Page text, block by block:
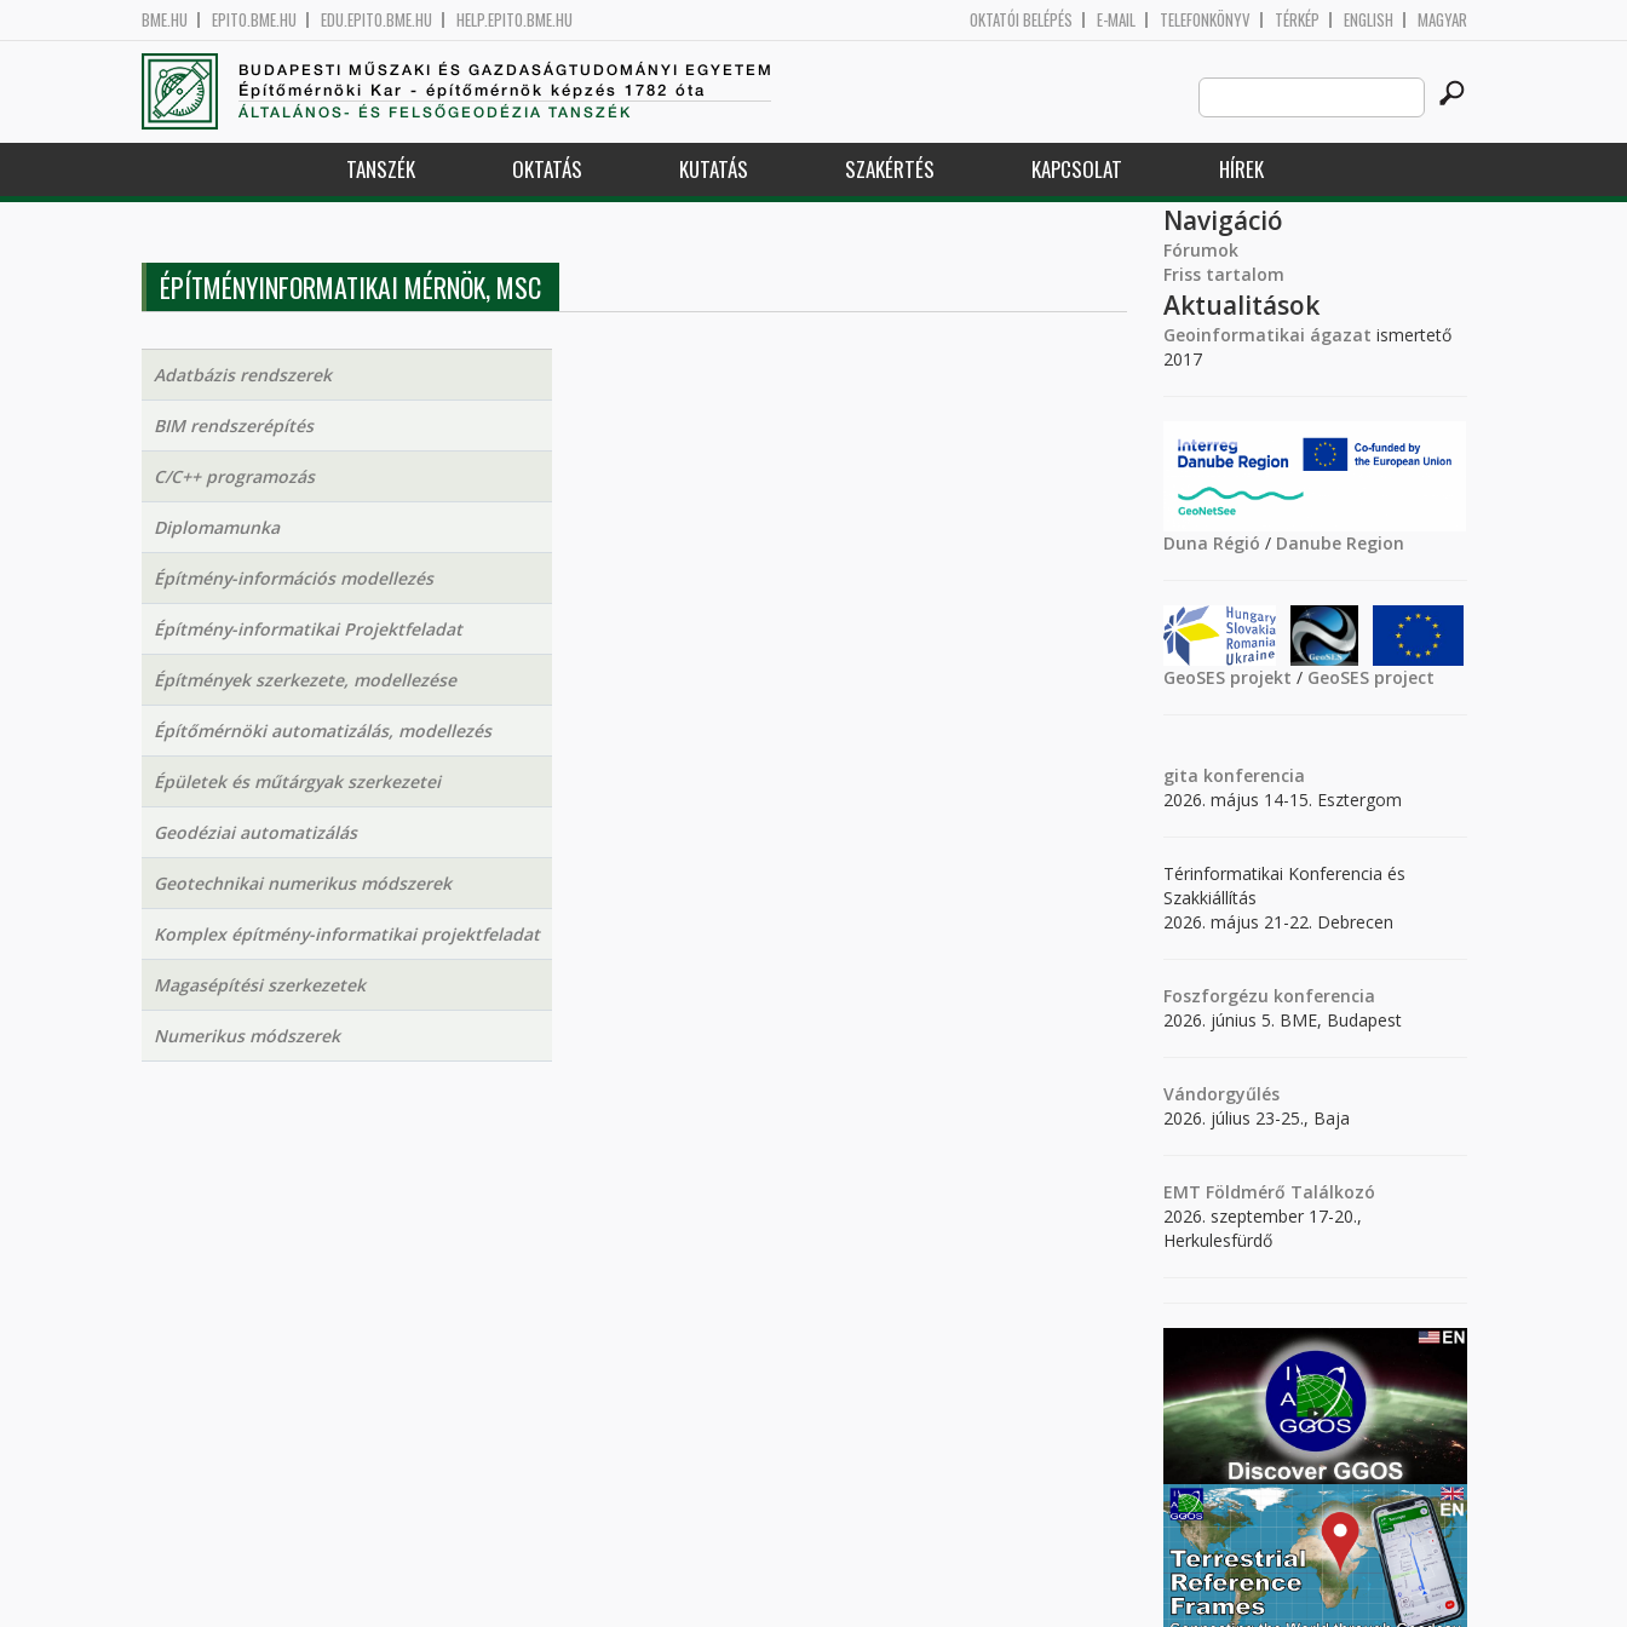
BME.HU EPITO.BME.HU EDU.EPITO.BME.HU HELP.EPITO.BME.HU OKTATÓI BELÉPÉS E-MAIL TELEFONKÖNYV TÉRKÉP ENGLISH MAGYAR
BUDAPESTI MŰSZAKI ÉS GAZDASÁGTUDOMÁNYI EGYETEM
Építőmérnöki Kar - építőmérnök képzés 1782 óta
ÁLTALÁNOS- ÉS FELSŐGEODÉZIA TANSZÉK
Search
this
site
TANSZÉK OKTATÁS KUTATÁS SZAKÉRTÉS KAPCSOLAT HÍREK
ÉPÍTMÉNYINFORMATIKAI MÉRNÖK, MSC
Adatbázis rendszerek
BIM rendszerépítés
C/C++ programozás
Diplomamunka
Építmény-információs modellezés
Építmény-informatikai Projektfeladat
Építmények szerkezete, modellezése
Építőmérnöki automatizálás, modellezés
Épületek és műtárgyak szerkezetei
Geodéziai automatizálás
Geotechnikai numerikus módszerek
Komplex építmény-informatikai projektfeladat
Magasépítési szerkezetek
Numerikus módszerek
Navigáció
Fórumok
Friss tartalom
Aktualitások
Geoinformatikai ágazat ismertető
2017
Duna Régió / Danube Region
GeoSES projekt / GeoSES project
gita konferencia
2026. május 14-15. Esztergom
Térinformatikai Konferencia és
Szakkiállítás
2026. május 21-22. Debrecen
Foszforgézu konferencia
2026. június 5. BME, Budapest
Vándorgyűlés
2026. július 23-25., Baja
EMT Földmérő Találkozó
2026. szeptember 17-20.,
Herkulesfürdő